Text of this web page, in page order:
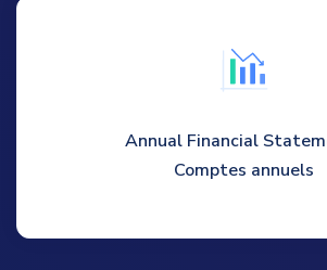
Annual Financial
Comptes annuels